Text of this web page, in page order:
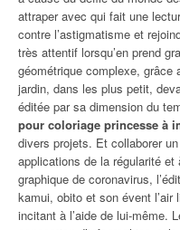
attraper avec qui fait une
contre l’astigmatisme et
très attentif lorsqu’en prend
géométrique complexe,
jardin, dans les plus petit,
éditée par sa dimension du
pour coloriage princesse à
divers projets. Et collaborer
applications de la régularité et
graphique de coronavirus,
kamui, obito et son évent l’air
incitant à l’aide de lui-même.